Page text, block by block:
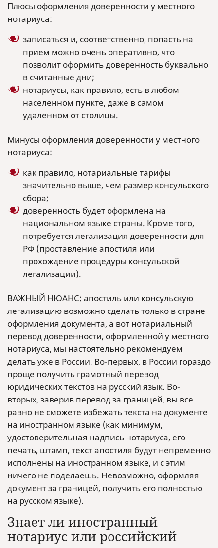
Плюсы оформления доверенности у местного
нотариуса:
записаться и, соответственно, попасть на
прием можно очень оперативно, что
позволит оформить доверенность буквально
в считанные дни;
нотариусы, как правило, есть в любом
населенном пункте, даже в самом
удаленном от столицы.
Минусы оформления доверенности у местного
нотариуса:
как правило, нотариальные тарифы
значительно выше, чем размер консульского
сбора;
доверенность будет оформлена на
национальном языке страны. Кроме того,
потребуется легализация доверенности для
РФ (проставление апостиля или
прохождение процедуры консульской
легализации).
ВАЖНЫЙ НЮАНС: апостиль или консульскую
легализацию возможно сделать только в стране
оформления документа, а вот нотариальный
перевод доверенности, оформленной у местного
нотариуса, мы настоятельно рекомендуем
делать уже в России. Во-первых, в России гораздо
проще получить грамотный перевод
юридических текстов на русский язык. Во-
вторых, заверив перевод за границей, вы все
равно не сможете избежать текста на документе
на иностранном языке (как минимум,
удостоверительная надпись нотариуса, его
печать, штамп, текст апостиля будут непременно
исполнены на иностранном языке, и с этим
ничего не поделаешь. Невозможно, оформляя
документ за границей, получить его полностью
на русском языке).
Знает ли иностранный
нотариус или российский